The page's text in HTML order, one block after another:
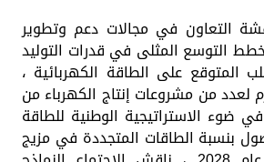
التعاون في مجالات دعم وتطوير
التوسع المثلى في قدرات التوليد
المتوقع على الطاقة الكهربائية ،
لعدد من مشروعات إنتاج الكهرباء من
ضوء الاستراتيجية الوطنية للطاقة
بنسبة الطاقات المتجددة في مزيج